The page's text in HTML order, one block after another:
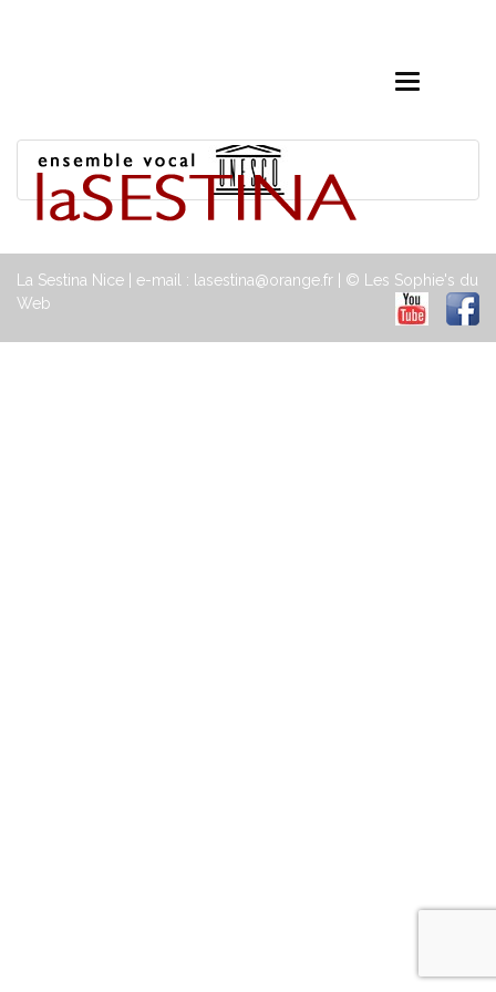
Toggle
navigation
La Sestina Nice | e-mail : lasestina@orange.fr | © Les Sophie's du
Web